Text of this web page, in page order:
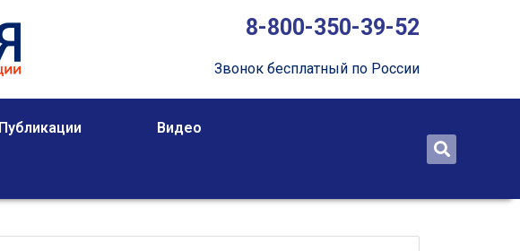
8-800-350-39-52
Звонок бесплатный по России
Публикации Видео